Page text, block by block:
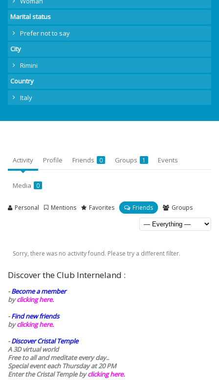
Marital status
Prefer not to say
City
Rimini
Country
Italy
Activity Profile Friends 0 Groups 1 Events
Media 0
Personal Mentions Favorites Friends Groups
Sorry, there was no activity found. Please try a different filter.
Discover the Club Interneland :
-Become a member
byclicking here.
-Find new friends
byclicking here.
-Discover Cristal Temple
A 3D virtual world
Free to all and meditate every day..
Special event each Thursday at 20 PM
Enter the Cristal Temple byclicking here.